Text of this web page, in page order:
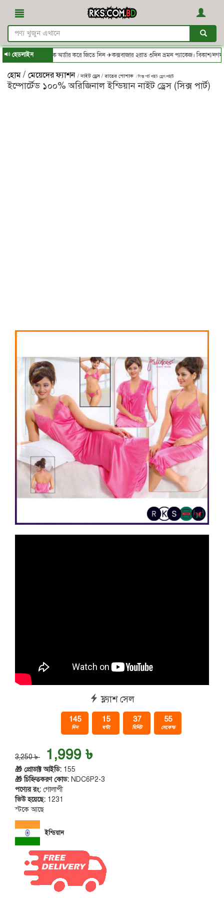
হেডলাইন- থেকে অর্ডার করে জিতে নিন ✈কক্সবাজার ২রাত ৩দিন ভ্রমন প্যাকেজ। বিকাশ/নগদ/
হোম / মেয়েদের ফ্যাশন / নাইট ড্রেস / রাতের পোশাক / সিক্স পার্ট নাইট ড্রেস/নাইটি
ইম্পোর্টেড ১০০% অরিজিনাল ইন্ডিয়ান নাইট ড্রেস (সিক্স পার্ট)
ফ্ল্যাশ সেল
145
দিন
15
ঘন্টা
37
মিনিট
55
সেকেন্ড
3,250 ৳ 1,999 ৳
🎁 প্রোডাক্ট আইডি: 155
🎁 চিহ্নিতকরণ কোড: NDC6P2-3
পণ্যের রং: গোলাপী
ভিউ হয়েছে: 1231
স্টকে আছে
ইন্ডিয়ান